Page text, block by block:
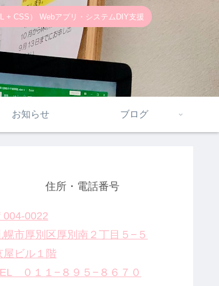
CSS） Webアプリ・システムDIY支援
お知らせ ブログ
住所・電話番号
004-0022
幌市厚別区厚別南２丁目５−５
屋ビル１階
０１１−８９５−８６７０